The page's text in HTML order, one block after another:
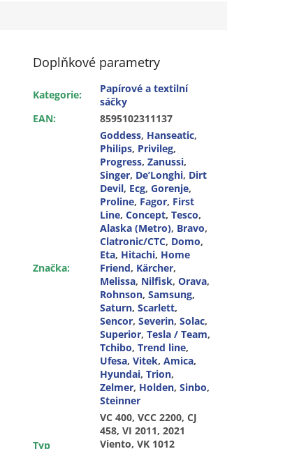
Doplňkové parametry
Kategorie:
Papírové a textilní
sáčky
EAN: 8595102311137
Značka:
Goddess, Hanseatic,
Philips, Privileg,
Progress,Zanussi,
Singer, De’Longhi, Dirt
Devil, Ecg,Gorenje,
Proline, Fagor, First
Line,Concept,Tesco,
Alaska (Metro), Bravo,
Clatronic/CTC, Domo,
Eta, Hitachi, Home
Friend, Kärcher,
Melissa, Nilfisk,Orava,
Rohnson,Samsung,
Saturn,Scarlett,
Sencor,Severin,Solac,
Superior,Tesla / Team,
Tchibo,Trend line,
Ufesa,Vitek,Amica,
Hyundai,Trion,
Zelmer, Holden,Sinbo,
Steinner
Typ
VC 400, VCC 2200, CJ 458, VI 2011, 2021 Viento, VK 1012 Universis Base, VK 3011 Carris, VK 3012 Carris Plus, VK 4022 Ventis Plus, VK 5011 Maxis Power, VK 5012 Maxis Power Plus, VK 5013 Maxis Silent, VK 5014 Maxis Silent Plus, VK 5041 Terral, VK 6011 Beris Plus, VK 6012, 6014 Beris Plus, VM 1023 Nimis, VM 1023 Nimis Base, VM 1031 Breva, VM 1041 Breva, VM 5011 Solano, VP 1041 Zonda, VP 1051 Zonda, VP 1052 Zonda, B 4198 Prince, B 4212 Rapid, B 4245 Toroso, B 4264 Topaz, B 4310 Excellence, B 4352 Clean, B 4478 Style, MOUSE B-4521, 1400 Super Pro W, Caddy VP 812x, Caramel VP 9411, Clipper VP 9141, VP 9142, Cooper VP 801x, Elefant VP 911x, Elephant VP 9555, Energy Power VP 9162, Energy Saver VP 9161, Fiesta VP 802x, Focus VP 813x, Hamilton VP 9231, Home Car Pet Spider VP 8230, Impact VP 918x, Indigo VP 9410, Infant VP 9310, Instinct VP 9241, IQ Space VP 9171, Polo VP 811x, Prominent VP 971x, Quattro VP 8210, Spyder VP 9151, Stepper VP 921x, Variant VP 5040, VP 5040 Variant, VP 8010 Cooper, VP 8011 Cooper, VP 8012 Cooper, VP 8020 Fiesta, VP 8021 Fiesta, VP 8030, VP 8060, VP 8070, VP 8071, VP 8110 Polo, VP 8111 Polo, VP 8112 Polo, VP 8120 Caddy, VP 8121 Caddy, VP 8130 Focus, VP 8131 Focus, VP 8132 Focus, VP 8210 Quattro, VP 8222, VP 8230 Home Car Pet Spider, VP 8240, VP 8250, VP 9110 Elefant, VP 9111 Elefant, VP 9112 Elefant, VP 9141 Clipper, VP 9142 Clipper, VP 9143 Clipper, VP 9151 Spyder, VP 9161 Energy Saver, VP 9162 Energy Power, VP 9171 IQ Space, VP 9181 Impact, VP 9182 Impact, VP 9210 Stepper, VP 9211 Stepper, VP 9212 Stepper, VP 9221 Williams, VP 9222 Williams, VP 9231 Hamilton, VP 9241 Instinct, VP 9310 Infant, VP 9410 Indigo, VP 9411 Caramel, VP 9520, VP 9555 Elephant, VP 9710 Prominent, VP 9711 Prominent,